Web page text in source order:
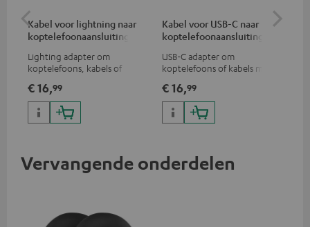
Kabel voor lightning naar
koptelefoonaansluiting
Lighting adapter om
koptelefoons, kabels of
jack plug aan te sluiten op
iPhone, iPad, iPod etc., MFI
gecertificeerd, 100%
compatibel
€ 16,99
Kabel voor USB-C naar
koptelefoonaansluiting
USB-C adapter om
koptelefoons of kabels met
op Android smartphones etc.
€ 16,99
Vervangende onderdelen